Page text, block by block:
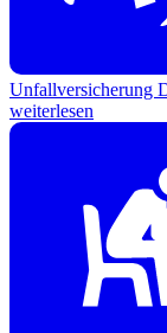
Unfallversicherung
weiterlesen